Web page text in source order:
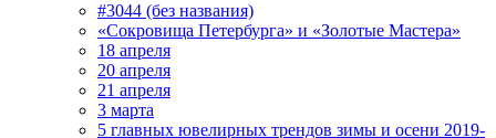
#3044 (без названия)
«Сокровища Петербурга» и «Золотые Мастера»
18 апреля
20 апреля
21 апреля
3 марта
5 главных ювелирных трендов зимы и осени 2019-